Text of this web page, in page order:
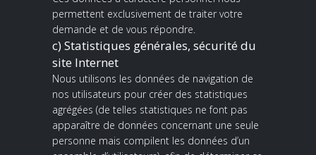
permettent exclusivement de traiter votre
demande et de vous répondre.
c) Statistiques générales, sécurité du
site Internet
Nous utilisons les données de navigation de
nos utilisateurs pour créer des statistiques
agrégées (de telles statistiques ne font pas
apparaître de données concernant une seule
personne mais compilent les données d’un